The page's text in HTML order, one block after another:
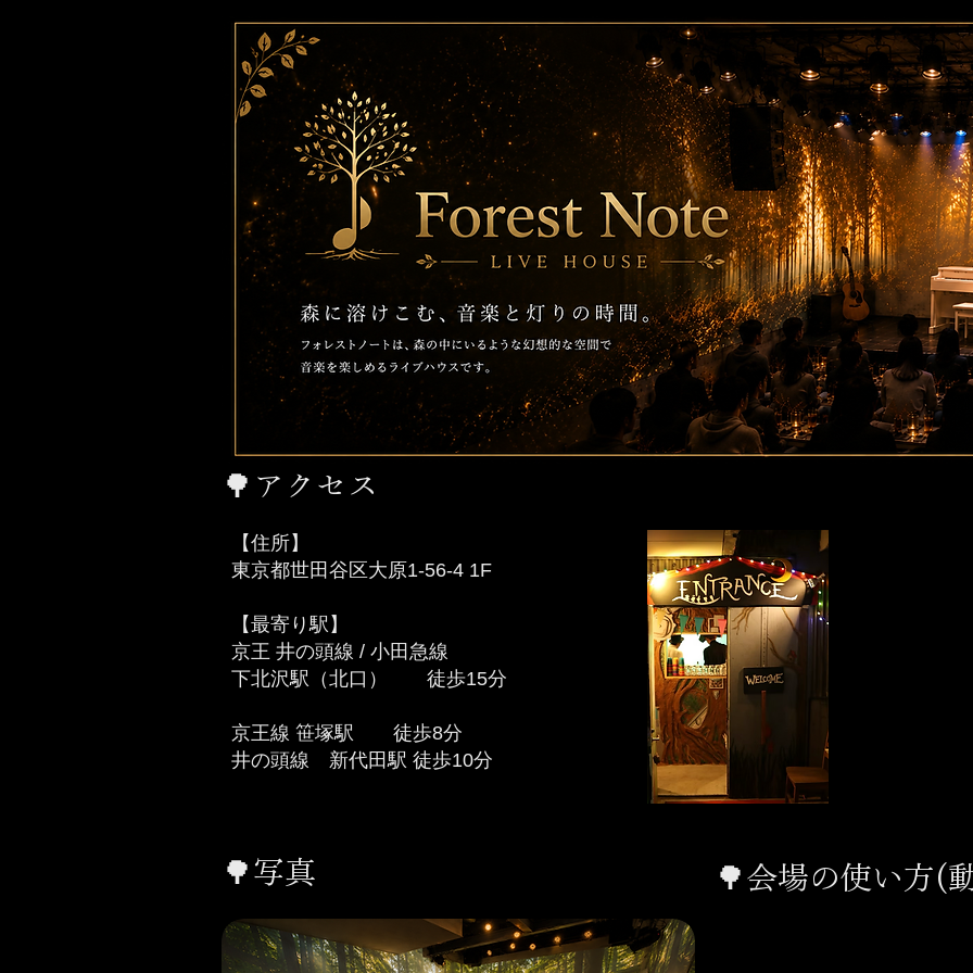
​🌳アクセス
【住所】
東京都世田谷区大原1-56-4 1F
【最寄り駅】
京王 井の頭線 / 小田急線
下北沢駅（北口） 徒歩15分
京王線 笹塚駅 徒歩8分
井の頭線 新代田駅 徒歩10分
​🌳写真 ​🌳会場の使い方(